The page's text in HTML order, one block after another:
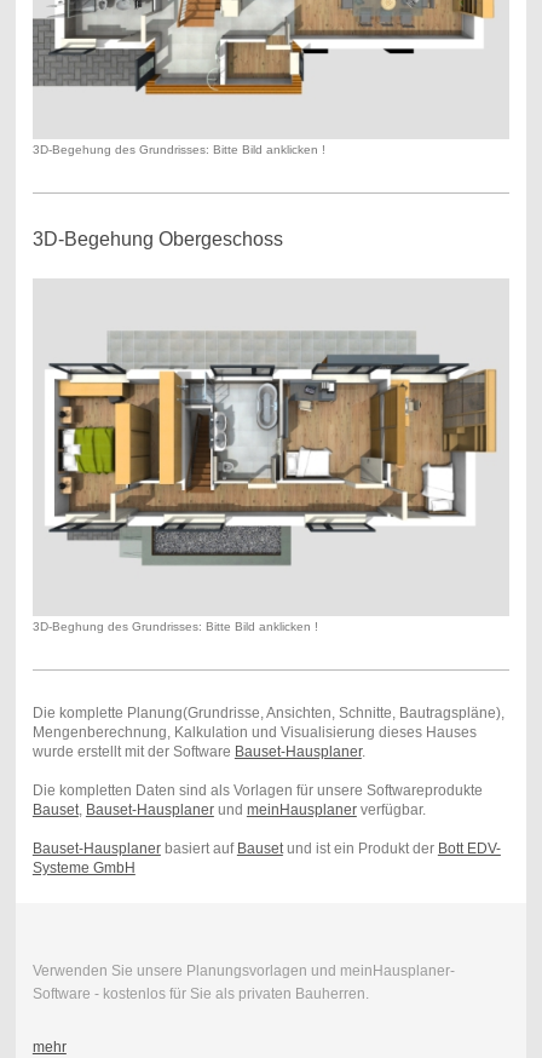
3D-Begehung des Grundrisses: Bitte Bild anklicken !
3D-Begehung Obergeschoss
3D-Beghung des Grundrisses: Bitte Bild anklicken !
Die komplette Planung(Grundrisse, Ansichten, Schnitte, Bautragspläne),
Mengenberechnung, Kalkulation und Visualisierung dieses Hauses
wurde erstellt mit der Software Bauset-Hausplaner.
Die kompletten Daten sind als Vorlagen für unsere Softwareprodukte
Bauset, Bauset-Hausplanerund meinHausplanerverfügbar.
Bauset-Hausplanerbasiert auf Bausetund ist ein Produkt der Bott EDV-
Systeme GmbH
Verwenden Sie unsere Planungsvorlagen und meinHausplaner-
Software - kostenlos für Sie als privaten Bauherren.
mehr